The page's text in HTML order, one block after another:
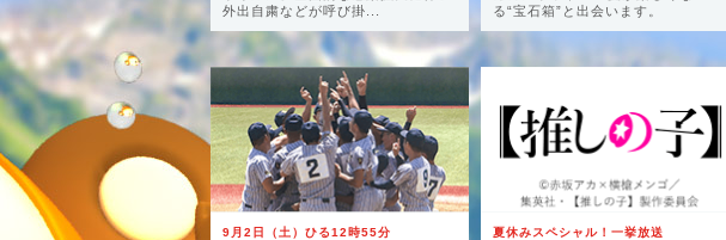
外出自粛などが呼び掛...
る“宝石箱”と出会います。
9月2日（土）ひる12時55分
夏休みスペシャル！一挙放送